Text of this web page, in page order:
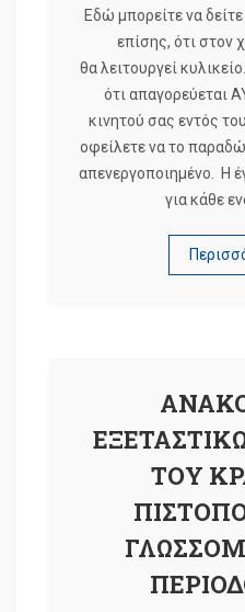
Εδώ μπορείτε να
επίσης, ότι στον
θα λειτουργεί
ότι απαγορεύεται
κινητού σας εντός
οφείλετε να το
απενεργοποιημένο. Η
για κάθε
ΤΟΥ